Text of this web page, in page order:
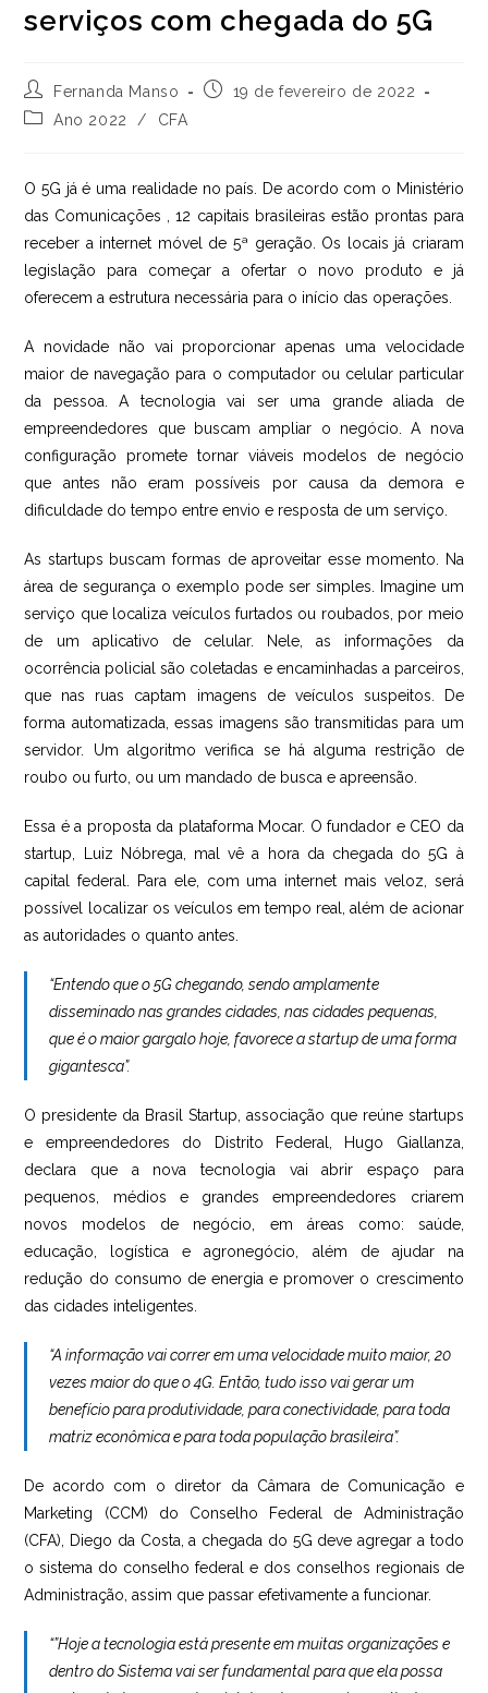
serviços com chegada do 5G
Autor
do
post:
Fernanda Manso
Post19 de fevereiro de 2022
Categoria
Ano 2022 / CFA
O 5G já é uma realidade no país. De acordo com o Ministério
das Comunicações , 12 capitais brasileiras estão prontas para
receber a internet móvel de 5ª geração. Os locais já criaram
legislação para começar a ofertar o novo produto e já
oferecem a estrutura necessária para o início das operações.
A novidade não vai proporcionar apenas uma velocidade
maior de navegação para o computador ou celular particular
da pessoa. A tecnologia vai ser uma grande aliada de
empreendedores que buscam ampliar o negócio. A nova
configuração promete tornar viáveis modelos de negócio
que antes não eram possíveis por causa da demora e
dificuldade do tempo entre envio e resposta de um serviço.
As startups buscam formas de aproveitar esse momento. Na
área de segurança o exemplo pode ser simples. Imagine um
serviço que localiza veículos furtados ou roubados, por meio
de um aplicativo de celular. Nele, as informações da
ocorrência policial são coletadas e encaminhadas a parceiros,
que nas ruas captam imagens de veículos suspeitos. De
forma automatizada, essas imagens são transmitidas para um
servidor. Um algoritmo verifica se há alguma restrição de
roubo ou furto, ou um mandado de busca e apreensão.
Essa é a proposta da plataforma Mocar. O fundador e CEO da
startup, Luiz Nóbrega, mal vê a hora da chegada do 5G à
capital federal. Para ele, com uma internet mais veloz, será
possível localizar os veículos em tempo real, além de acionar
as autoridades o quanto antes.
“Entendo que o 5G chegando, sendo amplamente
disseminado nas grandes cidades, nas cidades pequenas,
que é o maior gargalo hoje, favorece a startup de uma forma
gigantesca”.
O presidente da Brasil Startup, associação que reúne startups
e empreendedores do Distrito Federal, Hugo Giallanza,
declara que a nova tecnologia vai abrir espaço para
pequenos, médios e grandes empreendedores criarem
novos modelos de negócio, em áreas como: saúde,
educação, logística e agronegócio, além de ajudar na
redução do consumo de energia e promover o crescimento
das cidades inteligentes.
“A informação vai correr em uma velocidade muito maior, 20
vezes maior do que o 4G. Então, tudo isso vai gerar um
benefício para produtividade, para conectividade, para toda
matriz econômica e para toda população brasileira”.
De acordo com o diretor da Câmara de Comunicação e
Marketing (CCM) do Conselho Federal de Administração
(CFA), Diego da Costa, a chegada do 5G deve agregar a todo
o sistema do conselho federal e dos conselhos regionais de
Administração, assim que passar efetivamente a funcionar.
“”Hoje a tecnologia está presente em muitas organizações e
dentro do Sistema vai ser fundamental para que ela possa